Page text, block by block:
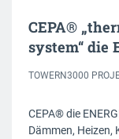
CEPA®
system“ die
TOWERN3000
CEPA® die
Dämmen, Heizen,